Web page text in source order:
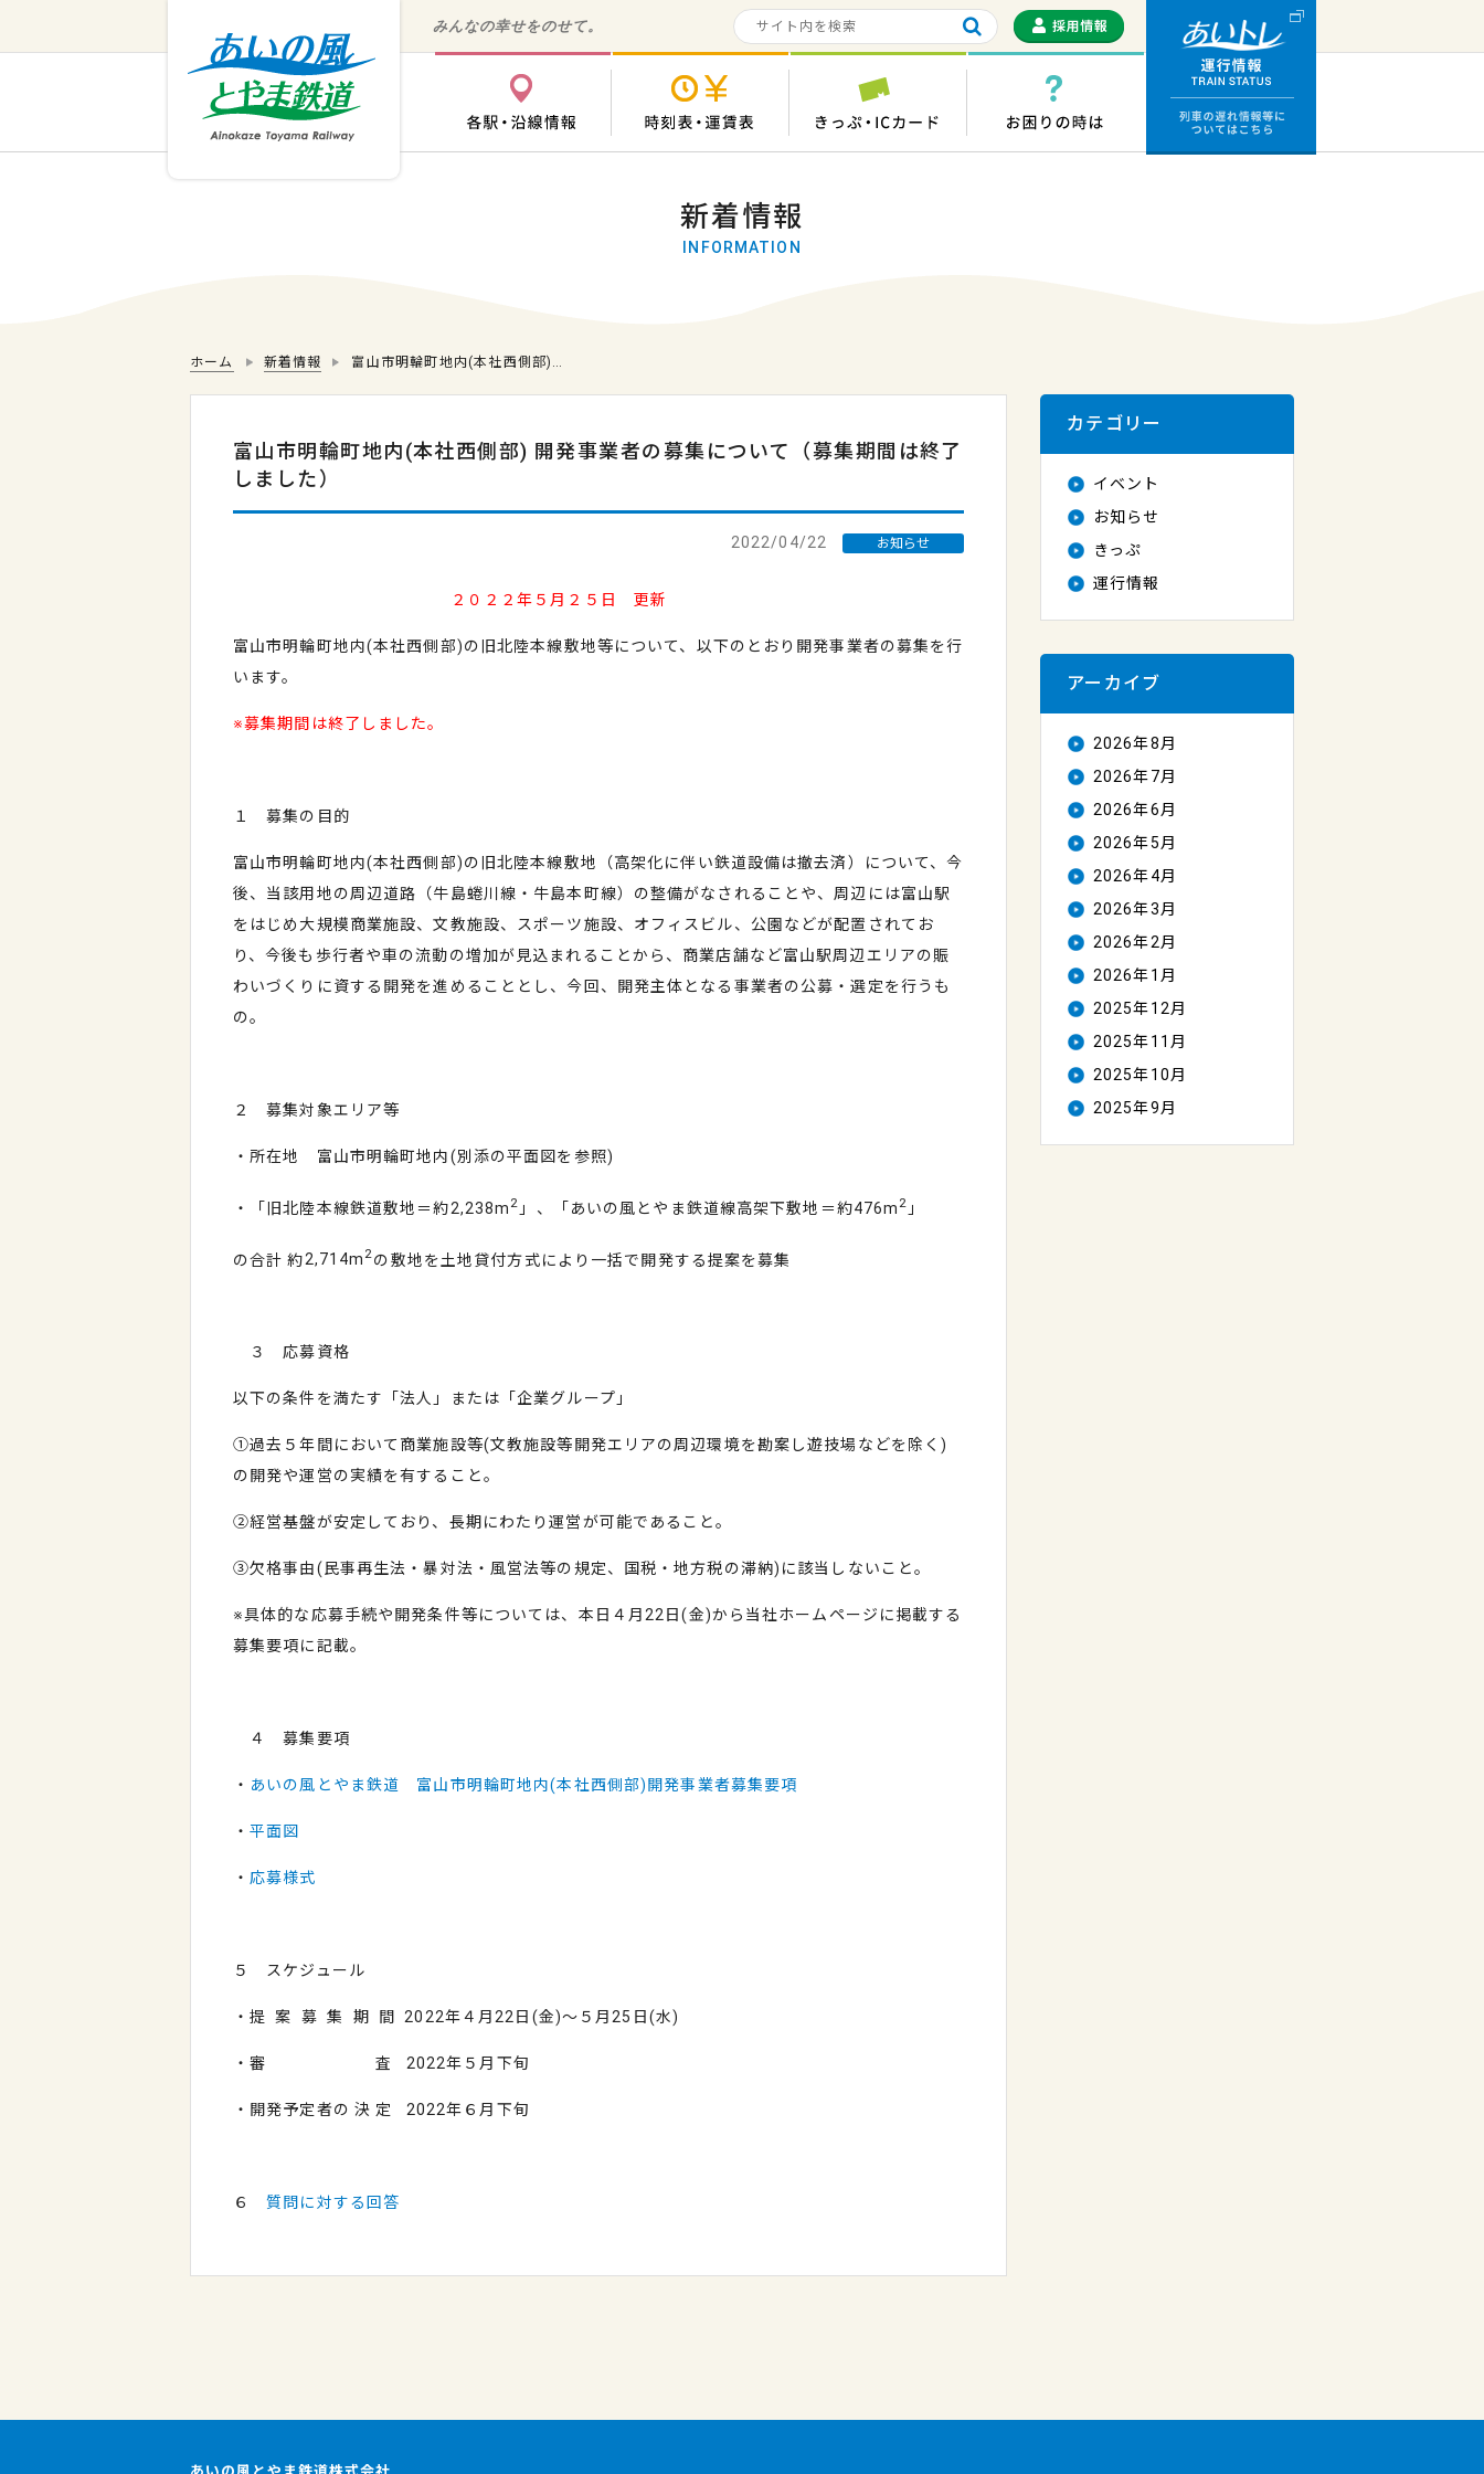
みんなの幸せをのせて。
各駅・沿線情報 時刻表・運賃表 きっぷ・ICカード お困りの時は
新着情報
INFORMATION
ホーム 新着情報 富山市明輪町地内(本社西側部)…
富山市明輪町地内(本社西側部) 開発事業者の募集について（募集期間は終了
しました）
2022/04/22 お知らせ
２０２２年５月２５日 更新
富山市明輪町地内(本社西側部)の旧北陸本線敷地等について、以下のとおり開発事業者の募集を行
います。
※募集期間は終了しました。
１ 募集の目的
富山市明輪町地内(本社西側部)の旧北陸本線敷地（高架化に伴い鉄道設備は撤去済）について、今
後、当該用地の周辺道路（牛島蜷川線・牛島本町線）の整備がなされることや、周辺には富山駅
をはじめ大規模商業施設、文教施設、スポーツ施設、オフィスビル、公園などが配置されてお
り、今後も歩行者や車の流動の増加が見込まれることから、商業店舗など富山駅周辺エリアの賑
わいづくりに資する開発を進めることとし、今回、開発主体となる事業者の公募・選定を行うも
の。
２ 募集対象エリア等
・所在地 富山市明輪町地内(別添の平面図を参照)
・「旧北陸本線鉄道敷地＝約2,238m 2 」、「あいの風とやま鉄道線高架下敷地＝約476m 2 」
の合計 約2,714m 2の敷地を土地貸付方式により一括で開発する提案を募集
３ 応募資格
以下の条件を満たす「法人」または「企業グループ」
①過去５年間において商業施設等(文教施設等開発エリアの周辺環境を勘案し遊技場などを除く)
の開発や運営の実績を有すること。
②経営基盤が安定しており、長期にわたり運営が可能であること。
③欠格事由(民事再生法・暴対法・風営法等の規定、国税・地方税の滞納) に該当しないこと。
※具体的な応募手続や開発条件等については、本日４月 22 日(金)から当社ホームページに掲載する
募集要項に記載。
４ 募集要項
・ あいの風とやま鉄道 富山市明輪町地内(本社西側部) 開発事業者募集要項
・平面図
・応募様式
５ スケジュール
・提 案 募 集 期 間2022年４月22 日 (金)～５月25 日 (水)
・審 査 2022年５月下旬
・開発予定者の 決 定 2022年６月下旬
６質問に対する回答
カテゴリー
イベント
お知らせ
きっぷ
運行情報
アーカイブ
2026年8月
2026年7月
2026年6月
2026年5月
2026年4月
2026年3月
2026年2月
2026年1月
2025年12月
2025年11月
2025年10月
2025年9月